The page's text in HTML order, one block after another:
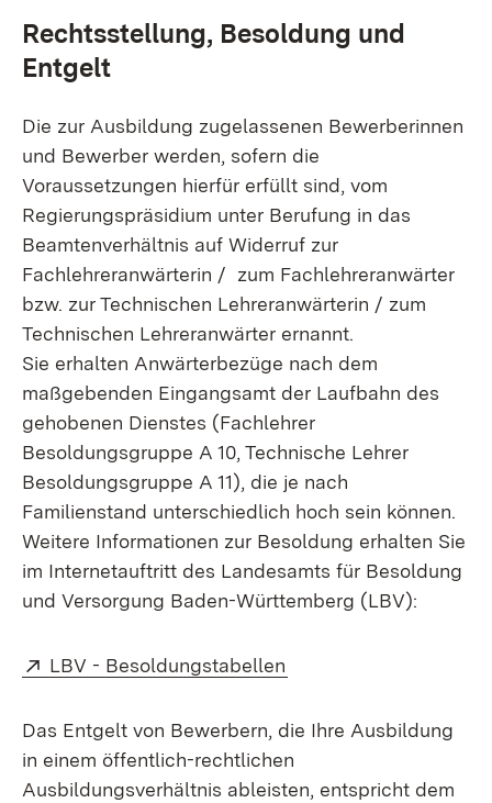
Rechtsstellung, Besoldung und
Entgelt
Die zur Ausbildung zugelassenen Bewerberinnen
und Bewerber werden, sofern die
Voraussetzungen hierfür erfüllt sind, vom
Regierungspräsidium unter Berufung in das
Beamtenverhältnis auf Widerruf zur
Fachlehreranwärterin / zum Fachlehreranwärter
bzw. zur Technischen Lehreranwärterin / zum
Technischen Lehreranwärter ernannt.
Sie erhalten Anwärterbezüge nach dem
maßgebenden Eingangsamt der Laufbahn des
gehobenen Dienstes (Fachlehrer
Besoldungsgruppe A 10, Technische Lehrer
Besoldungsgruppe A 11), die je nach
Familienstand unterschiedlich hoch sein können.
Weitere Informationen zur Besoldung erhalten Sie
im Internetauftritt des Landesamts für Besoldung
und Versorgung Baden-Württemberg (LBV):
Extern:
LBV - Besoldungstabellen
Das Entgelt von Bewerbern, die Ihre Ausbildung
in einem öffentlich-rechtlichen
Ausbildungsverhältnis ableisten, entspricht dem